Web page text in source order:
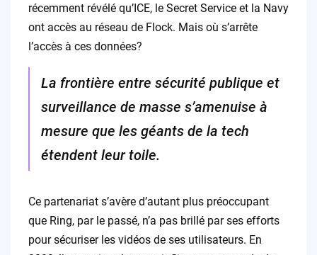
récemment révélé qu’ICE, le Secret Service et la Navy
ont accès au réseau de Flock. Mais où s’arrête
l’accès à ces données?
La frontière entre sécurité publique et
surveillance de masse s’amenuise à
mesure que les géants de la tech
étendent leur toile.
Ce partenariat s’avère d’autant plus préoccupant
que Ring, par le passé, n’a pas brillé par ses efforts
pour sécuriser les vidéos de ses utilisateurs. En